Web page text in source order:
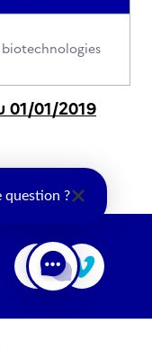
01/2019
question ?